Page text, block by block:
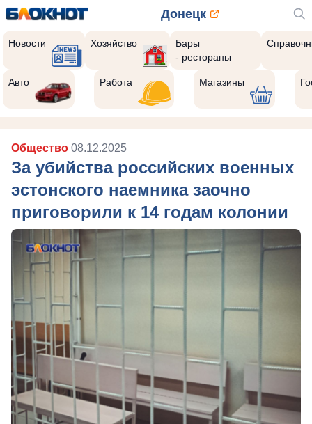
Донецк
Новости Хозяйство
Бары
- рестораны
Авто Работа Магазины
Общество 08.12.2025
За убийства российских военных
эстонского наемника заочно
приговорили к 14 годам колонии